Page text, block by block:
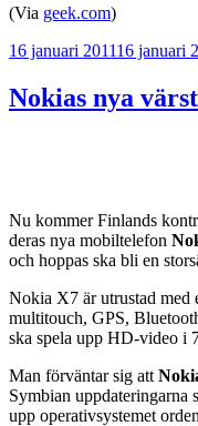
(Via geek.com)
Publicerat
16 januari 201116 januari
Nokias nya
Nu kommer Finlands
deras nya mobiltelefon
och hoppas ska bli en
Nokia X7 är utrustad med
multitouch, GPS,
ska spela upp HD-video i
Man förväntar sig att
Symbian uppdateringarna
upp operativsystemet